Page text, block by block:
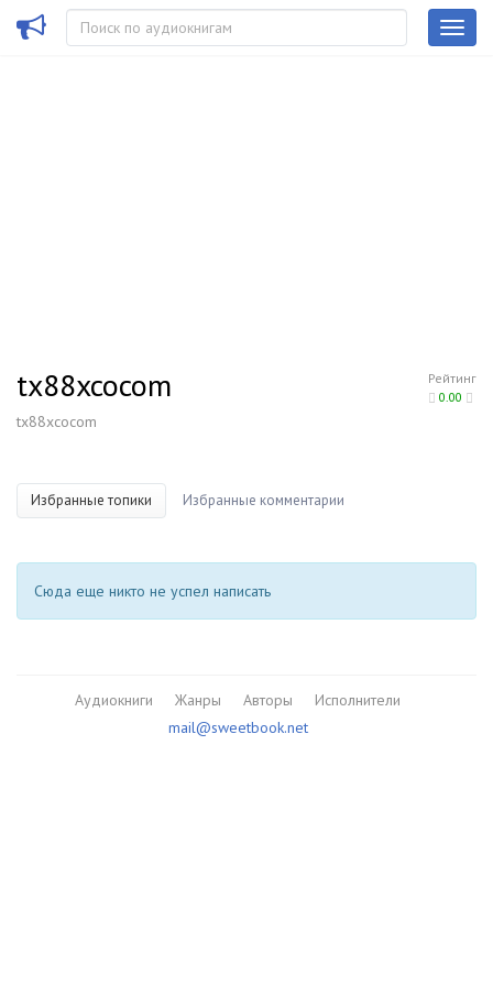
Рейтинг
0.00
tx88xcocom
tx88xcocom
Избранные топики Избранные комментарии
Сюда еще никто не успел написать
Аудиокниги Жанры Авторы
Исполнители
mail@sweetbook.net